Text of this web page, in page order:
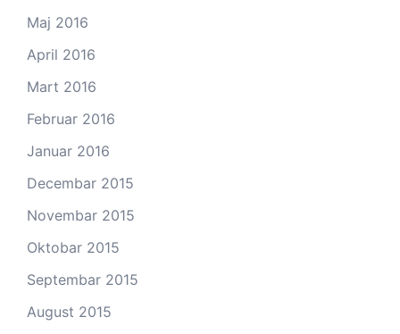
Maj 2016
April 2016
Mart 2016
Februar 2016
Januar 2016
Decembar 2015
Novembar 2015
Oktobar 2015
Septembar 2015
August 2015